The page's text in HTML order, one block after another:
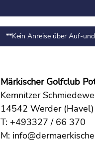
**Kein Anreise über Auf-und
Märkischer Golfclub
Kemnitzer
14542 Werder (Havel)
T: +493327 / 66 370
M: